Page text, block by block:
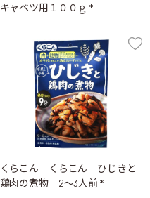
キャベツ用１００ｇ *
くらこん くらこん ひじきと
鶏肉の煮物 2～3人前 *